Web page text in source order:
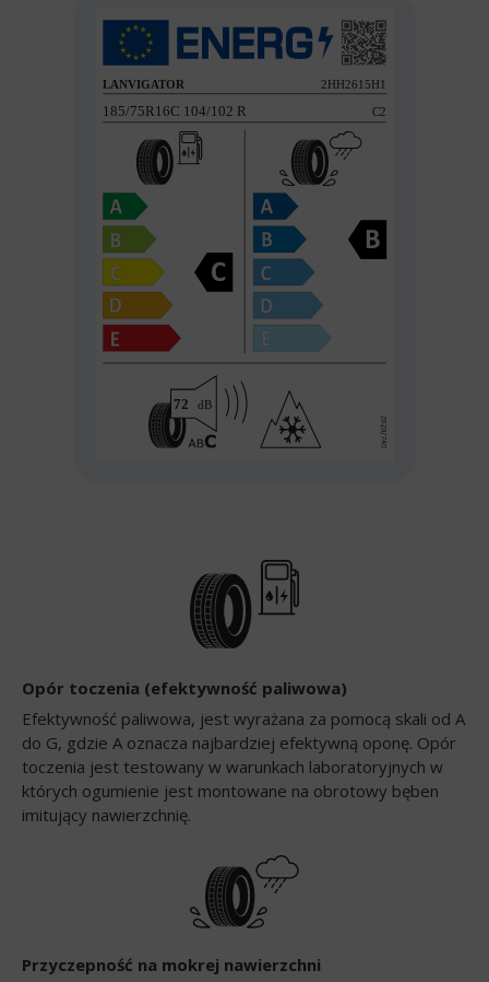
Opór toczenia (efektywność paliwowa)
Efektywność paliwowa, jest wyrażana za pomocą skali od A
do G, gdzie A oznacza najbardziej efektywną oponę. Opór
toczenia jest testowany w warunkach laboratoryjnych w
których ogumienie jest montowane na obrotowy bęben
imitujący nawierzchnię.
Przyczepność na mokrej nawierzchni